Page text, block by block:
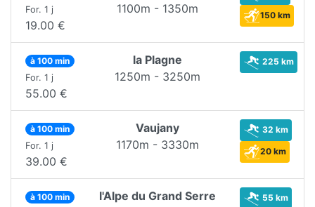
For. 1 j
19.00 €
1100m - 1350m
150 km
à 100 min
For. 1 j
55.00 €
la Plagne
1250m - 3250m
225 km
à 100 min
For. 1 j
39.00 €
Vaujany
1170m - 3330m
32 km
20 km
à 100 min
l'Alpe du Grand Serre
55 km